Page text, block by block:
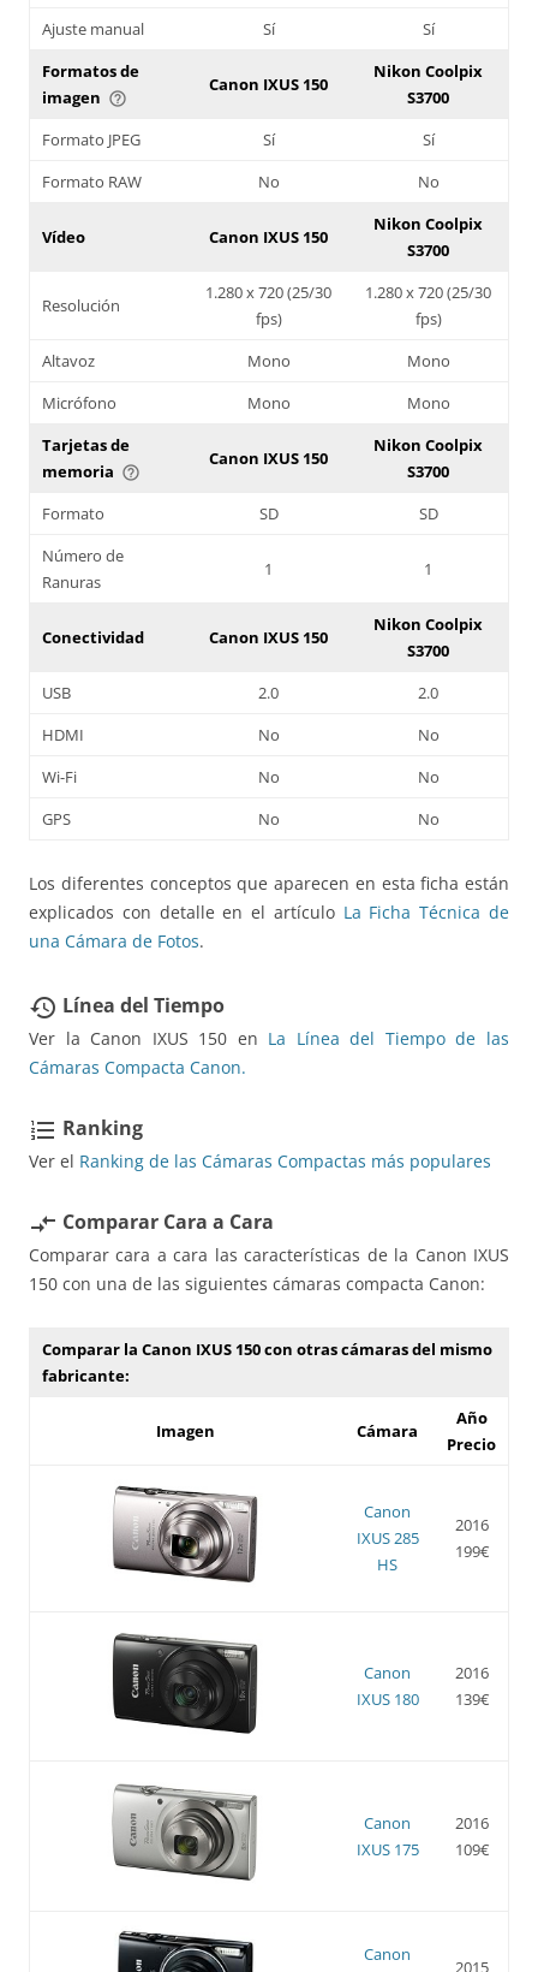
Ajuste manual Sí
Sí
Formatos de
imagen help_outline
Canon IXUS 150
Nikon Coolpix
S3700
Formato JPEG
Sí
Sí
Formato RAW
No No
Vídeo Canon IXUS 150
Nikon Coolpix
S3700
Resolución
1.280 x 720 (25/30
fps)
1.280 x 720 (25/30
fps)
Altavoz
Mono
Mono
Micrófono
Mono
Mono
Tarjetas de
memoria help_outline
Canon IXUS 150
Nikon Coolpix
S3700
Formato
SD
SD
Número de
Ranuras
1 1
Conectividad Canon IXUS 150
Nikon Coolpix
S3700
USB
2.0
2.0
HDMI
No
No
Wi-Fi
No
No
GPS
No No
Los diferentes conceptos que aparecen en esta ficha están
explicados con detalle en el artículo La Ficha Técnica de
una Cámara de Fotos.
restore Línea del Tiempo
Ver la Canon IXUS 150 en La Línea del Tiempo de las
Cámaras Compacta Canon.
format_list_numbered Ranking
Ver el Ranking de las Cámaras Compactas más populares
compare_arrows Comparar Cara a Cara
Comparar cara a cara las características de la Canon IXUS
150 con una de las siguientes cámaras compacta Canon:
Comparar la Canon IXUS 150 con otras cámaras del mismo
fabricante:
Imagen Cámara
Año
Precio
Canon
IXUS 285
HS
2016
199€
Canon
IXUS 180
2016
139€
Canon
IXUS 175
2016
109€
Canon
2015